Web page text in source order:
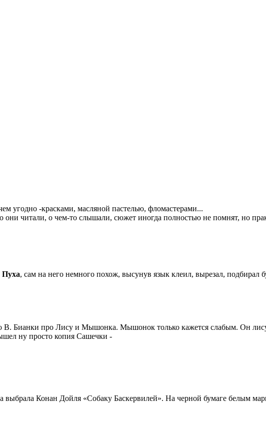
угодно -красками, масляной пастелью, фломастерами...
читали, о чем-то слышали, сюжет иногда полностью не помнят, но
Пуха, сам на него немного похож, высунув язык клеил, вырезал, подбирал
В. Бианки про Лису и Мышонка. Мышонок только кажется слабым. Он
ну просто копия Сашечки -
выбрала Конан Дойля «Собаку Баскервилей». На черной бумаге белым